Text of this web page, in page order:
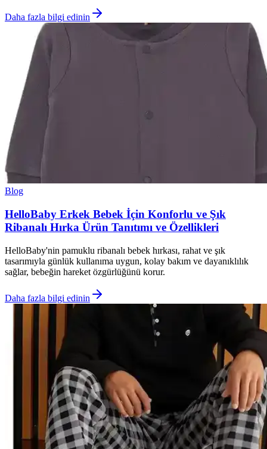
Daha fazla bilgi edinin
Blog
HelloBaby Erkek Bebek İçin Konforlu ve Şık
Ribanalı Hırka Ürün Tanıtımı ve Özellikleri
HelloBaby'nin pamuklu ribanalı bebek hırkası, rahat ve şık
tasarımıyla günlük kullanıma uygun, kolay bakım ve dayanıklılık
sağlar, bebeğin hareket özgürlüğünü korur.
Daha fazla bilgi edinin